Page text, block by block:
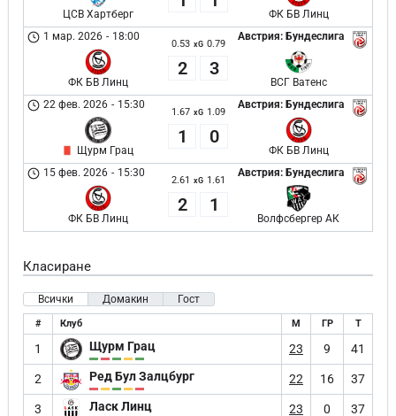
ЦСВ Хартберг
ФК БВ Линц
Австрия: Бундеслига
1 мар. 2026 - 18:00
ФК БВ Линц
0.53 xG 0.79
2 3
ВСГ Ватенс
Австрия: Бундеслига
22 фев. 2026 - 15:30
Щурм Грац
1.67 xG 1.09
1 0
ФК БВ Линц
Австрия: Бундеслига
15 фев. 2026 - 15:30
ФК БВ Линц
2.61 xG 1.61
2 1
Волфсбергер АК
Класиране
Всички Домакин Гост
# Клуб М ГР Т
1 Щурм Грац 23 9 41
2 Ред Бул Залцбург 22 16 37
3 Ласк Линц 23 0 37